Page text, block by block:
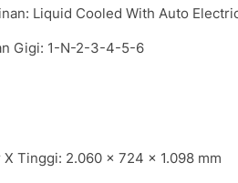
Liquid Cooled With Auto
Gigi: 1-N-2-3-4-5-6
X Tinggi: 2.060 x 724 x 1.098 mm